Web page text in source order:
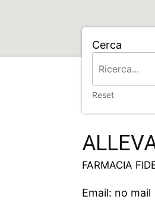
Cerca
Reset
Home
FARMACIA
Email: no mail